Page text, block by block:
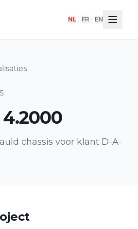
NL FR EN
chassis voor klant D-A-